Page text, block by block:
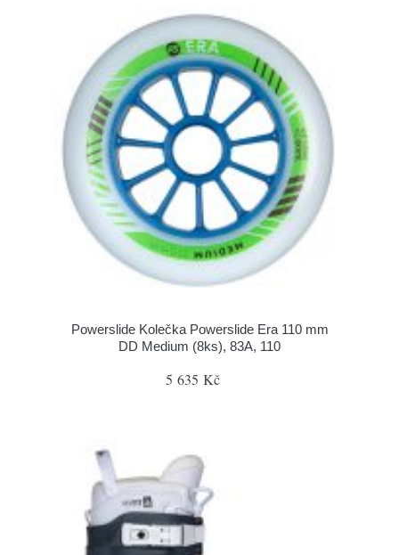
Powerslide Kolečka Powerslide Era 110 mm
DD Medium (8ks), 83A, 110
5 635 Kč